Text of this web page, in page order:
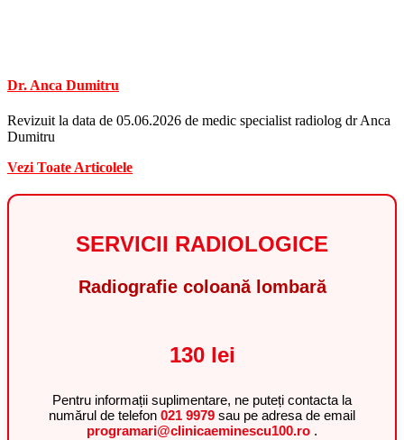
Dr. Anca Dumitru
Revizuit la data de 05.06.2026 de medic specialist radiolog dr Anca
Dumitru
Vezi Toate Articolele
SERVICII RADIOLOGICE
Radiografie coloană lombară
130 lei
Pentru informații suplimentare, ne puteți contacta la
numărul de telefon 021 9979 sau pe adresa de email
programari@clinicaeminescu100.ro .